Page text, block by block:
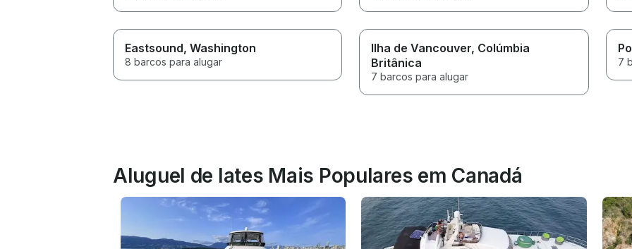
Eastsound, Washington
8 barcos para alugar
Ilha de Vancouver, Colúmbia
Britânica
7 barcos para alugar
7
Aluguel de Iates Mais Populares em Canadá